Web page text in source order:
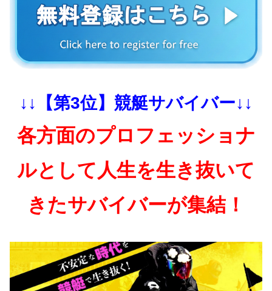
↓↓【第3位】競艇サバイバー↓↓
各方面のプロフェッショナ
ルとして人生を生き抜いて
きたサバイバーが集結！